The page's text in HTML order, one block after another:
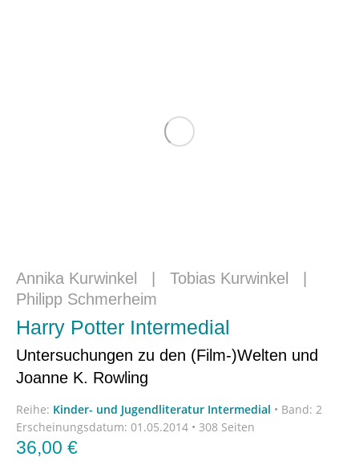
Annika Kurwinkel Tobias Kurwinkel
Philipp Schmerheim
Harry Potter Intermedial
Untersuchungen zu den (Film-)Welten und
Joanne K. Rowling
Reihe: Kinder- und Jugendliteratur Intermedial • Band: 2
Erscheinungsdatum: 01.05.2014 • 308 Seiten
36,00 €